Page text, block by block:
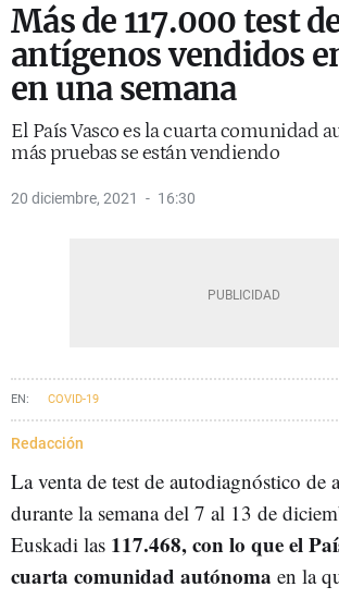
Más de 117.000 test
antígenos vendidos
en una semana
El País Vasco es la cuarta comunidad
más pruebas se están vendiendo
20 diciembre, 2021 16:30
COVID-19
Redacción
La venta de test de autodiagnóstico de
durante la semana del 7 al 13 de
Euskadi las 117.468, con lo que el
cuarta comunidad autónoma en la